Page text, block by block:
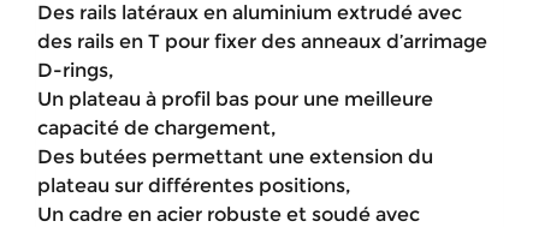
Des rails latéraux en aluminium extrudé avec
des rails en T pour fixer des anneaux d’arrimage
D-rings,
Un plateau à profil bas pour une meilleure
capacité de chargement,
Des butées permettant une extension du
plateau sur différentes positions,
Un cadre en acier robuste et soudé avec